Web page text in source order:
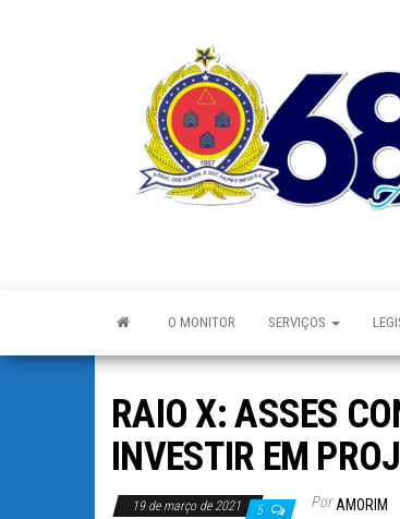
O MONITOR SERVIÇOS
RAIO X: ASSES
INVESTIR EM
19 de março de 2021 5 Por AMORIM